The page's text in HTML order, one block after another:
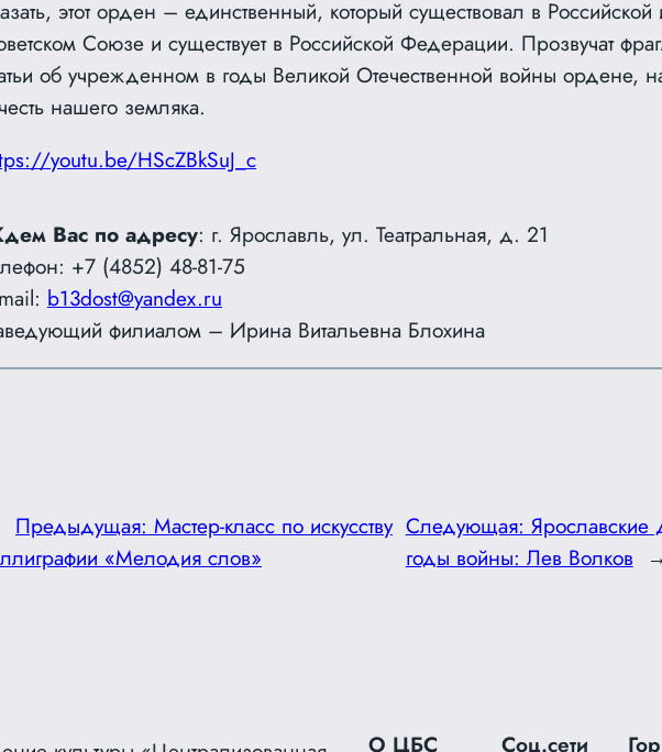
этот орден – единственный, который существовал в
Союзе и существует в Российской Федерации. Прозвучат
об учрежденном в годы Великой Отечественной войны ордене,
нашего земляка.
youtu.be/HScZBkSuJ_c
Вас по адресу: г. Ярославль, ул. Театральная, д. 21
+7 (4852) 48-81-75
b13dost@yandex.ru
филиалом – Ирина Витальевна Блохина
Предыдущая: Мастер-класс по искусству
«Мелодия слов»
Следующая: Ярославские
годы войны: Лев Волков →
О ЦБС Соц.сети